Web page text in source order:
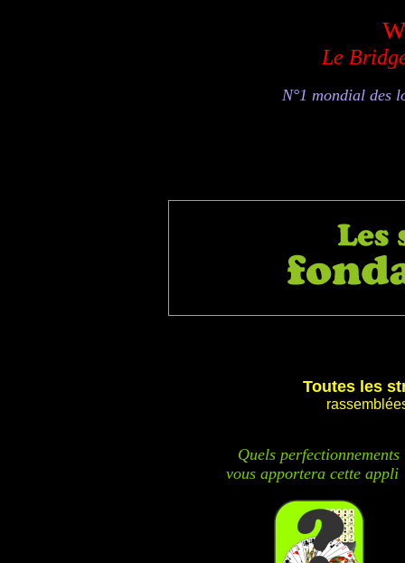
Le
N°1 mondial des
Toutes les
Quels perfectionnements
vous apportera cette appli